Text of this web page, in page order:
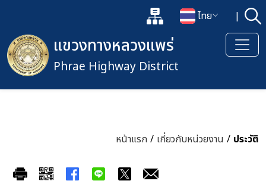
แผนผังเว็บไซต์
เปลี่ยนภาษา
ไทย | ค้
เปิดกล่องค้นหาข้อมูลหลักของเ
แขวงทางหลวงแพร่
Phrae Highway District
หน้าแรก / เกี่ยวกับหน่วยงาน / ประวัติ